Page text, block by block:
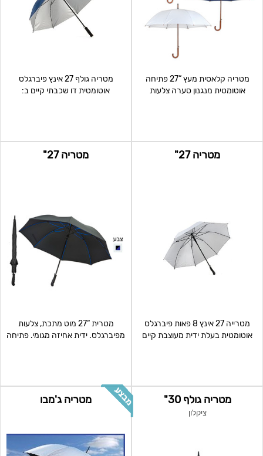
מטריה קלאסית מעץ “27 פתיחה
אוטומטית מנגנון סערה צלעות
מטריה גולף 27 אינץ פיברגלס
אוטומטית דו שכבתי קיים ב:
מטריה 27"
מטרייה 27 אינץ 8 פאות פיברגלס
אוטומטית בעלת ידית מעוצבת קיים
מטריה 27"
מטרית “27 מוט מתכת, צלעות
מפיברגלס. ידית אחיזה מגומי. פתיחה
מטריה גולף 30"
ציקלון
מטריה ג'מבו